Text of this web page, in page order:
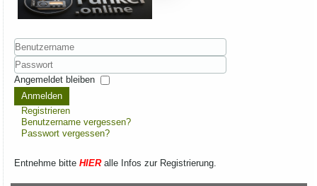
Benutzername
Passwort
Angemeldet bleiben
Anmelden
Registrieren
Benutzername vergessen?
Passwort vergessen?
Entnehme bitte HIERalle Infos zur Registrierung.